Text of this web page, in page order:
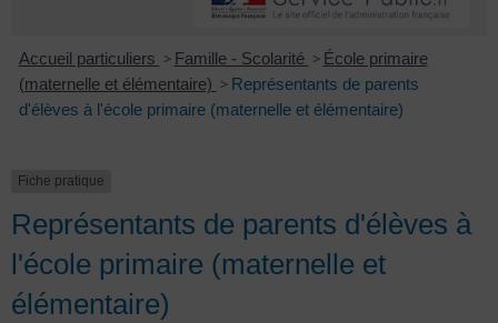
Accueil particuliers > Famille - Scolarité > École primaire
(maternelle et élémentaire) > Représentants de parents
d'élèves à l'école primaire (maternelle et élémentaire)
Fiche pratique
Représentants de parents d'élèves à
l'école primaire (maternelle et
élémentaire)